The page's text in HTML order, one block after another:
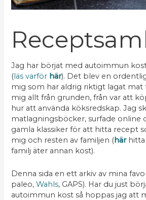
Jag har börjat med autoimmun kost
(läs varför här). Det blev en
mig som har aldrig riktigt lagat mat
mig allt från grunden, från var att
hur att använda köksredskap. Jag
matlagningsböcker, surfade online
gamla klassiker för att hitta recept
mig och resten av familjen (här
familj äter annan kost).
Denna sida en ett arkiv av mina
paleo,Wahls, GAPS). Har du just
autoimmun kost så hoppas jag att